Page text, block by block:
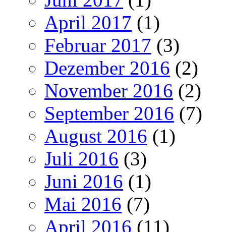
April 2017 (1)
Februar 2017 (3)
Dezember 2016 (2)
November 2016 (2)
September 2016 (7)
August 2016 (1)
Juli 2016 (3)
Juni 2016 (1)
Mai 2016 (7)
April 2016 (11)